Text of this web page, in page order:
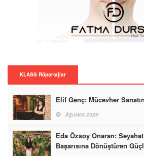
KLASS Röportajlar
Elif Genç: Mücevher
Ağustos 2026
Eda Özsoy Onaran:
Başarısına Dönüştüren